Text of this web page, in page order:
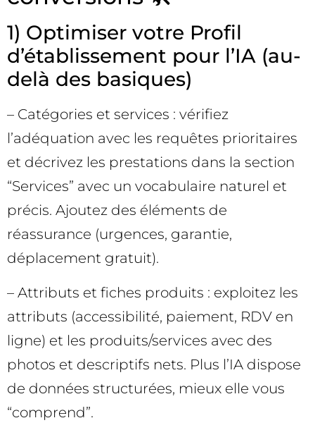
1) Optimiser votre Profil
d’établissement pour l’IA (au-
delà des basiques)
– Catégories et services : vérifiez
l’adéquation avec les requêtes prioritaires
et décrivez les prestations dans la section
“Services” avec un vocabulaire naturel et
précis. Ajoutez des éléments de
réassurance (urgences, garantie,
déplacement gratuit).
– Attributs et fiches produits : exploitez les
attributs (accessibilité, paiement, RDV en
ligne) et les produits/services avec des
photos et descriptifs nets. Plus l’IA dispose
de données structurées, mieux elle vous
“comprend”.